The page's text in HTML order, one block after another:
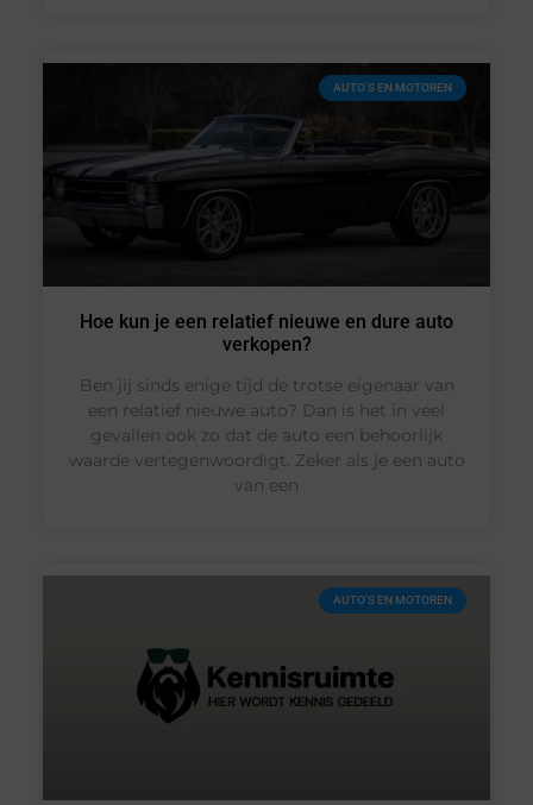
AUTO’S EN MOTOREN
Hoe kun je een relatief nieuwe en dure auto
verkopen?
Ben jij sinds enige tijd de trotse eigenaar van
een relatief nieuwe auto? Dan is het in veel
gevallen ook zo dat de auto een behoorlijk
waarde vertegenwoordigt. Zeker als je een auto
van een
AUTO’S EN MOTOREN